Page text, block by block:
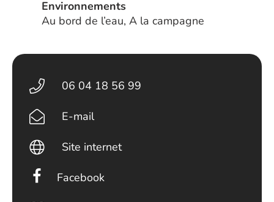
Environnements
Au bord de l’eau, A la campagne
06 04 18 56 99
E-mail
Site internet
Facebook